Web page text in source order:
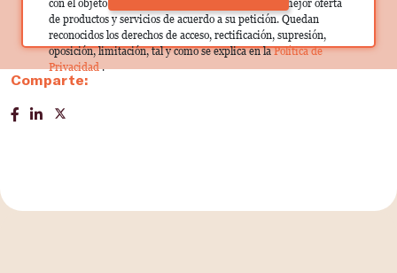
con el objeto de que estas puedan hacerle llegar la mejor oferta
de productos y servicios de acuerdo a su petición. Quedan
reconocidos los derechos de acceso, rectificación, supresión,
oposición, limitación, tal y como se explica en laPolítica de
Privacidad.
Comparte: